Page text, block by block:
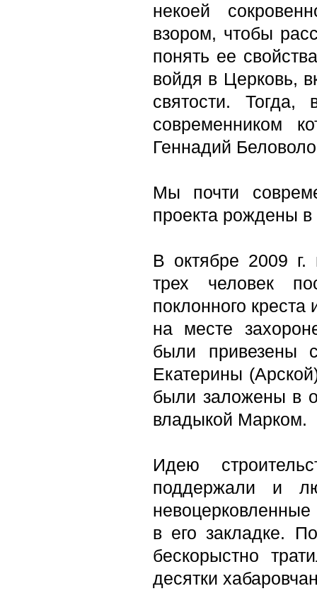
некоей
взором, чтобы
понять ее
войдя в Церковь,
святости. Тогда,
современником
Геннадий
Мы почти
проекта рождены в
В октябре 2009
трех человек
поклонного
на месте
были привезены
Екатерины
были заложены в
владыкой Марком.
Идею
поддержали и
в его закладке.
бескорыстно
десятки